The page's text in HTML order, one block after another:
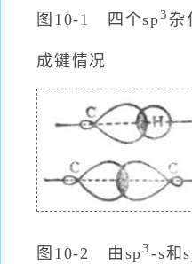
图10-1 四个sp3 杂
成键情况
图10-2 由sp3-s和